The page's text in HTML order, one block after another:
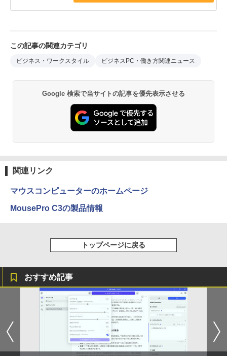
この記事の関連カテゴリ
ビジネス・ワークスタイル ビジネスPC・働き方関連ニュース
Google 検索で当サイトの記事を優先表示させる
関連リンク
マウスコンピューターのホームページ
MousePro C3の製品情報
トップページに戻る
おすすめ記事